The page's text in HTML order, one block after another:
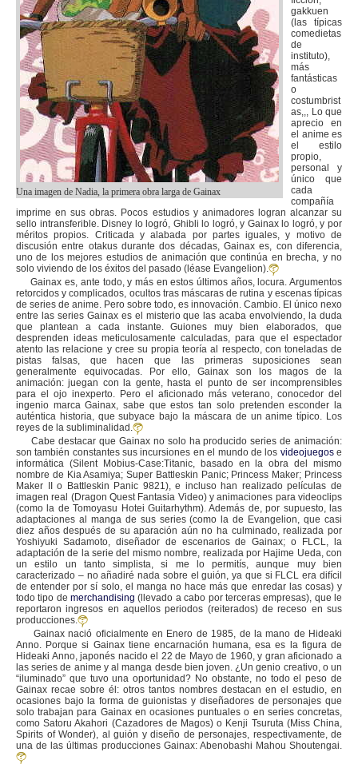
Una imagen de Nadia, la primera obra larga de Gainax
gakkuen
(las típicas
comedietas
de
instituto),
más
fantásticas
o
costumbrist
as,,, Lo que
aprecio en
el anime es
el estilo
propio,
personal y
único que
cada
compañía
imprime en sus obras. Pocos estudios y animadores logran alcanzar su
sello intransferible. Disney lo logró, Ghibli lo logró, y Gainax lo logró, y por
méritos propios. Criticada y alabada por partes iguales, y motivo de
discusión entre otakus durante dos décadas, Gainax es, con diferencia,
uno de los mejores estudios de animación que continúa en brecha, y no
solo viviendo de los éxitos del pasado (léase Evangelion).
Gainax es, ante todo, y más en estos últimos años, locura. Argumentos
retorcidos y complicados, ocultos tras máscaras de rutina y escenas típicas
de series de anime. Pero sobre todo, es innovación. Cambio. El único nexo
entre las series Gainax es el misterio que las acaba envolviendo, la duda
que plantean a cada instante. Guiones muy bien elaborados, que
desprenden ideas meticulosamente calculadas, para que el espectador
atento las relacione y cree su propia teoría al respecto, con toneladas de
pistas falsas, que hacen que las primeras suposiciones sean
generalmente equivocadas. Por ello, Gainax son los magos de la
animación: juegan con la gente, hasta el punto de ser incomprensibles
para el ojo inexperto. Pero el aficionado más veterano, conocedor del
ingenio marca Gainax, sabe que estos tan solo pretenden esconder la
auténtica historia, que subyace bajo la máscara de un anime típico. Los
reyes de la subliminalidad.
Cabe destacar que Gainax no solo ha producido series de animación:
son también constantes sus incursiones en el mundo de los videojuegose
informática (Silent Mobius-Case:Titanic, basado en la obra del mismo
nombre de Kia Asamiya; Super Battleskin Panic; Princess Maker; Princess
Maker II o Battleskin Panic 9821), e incluso han realizado películas de
imagen real (Dragon Quest Fantasia Video) y animaciones para videoclips
(como la de Tomoyasu Hotei Guitarhythm). Además de, por supuesto, las
adaptaciones al manga de sus series (como la de Evangelion, que casi
diez años después de su aparación aún no ha culminado, realizada por
Yoshiyuki Sadamoto, diseñador de escenarios de Gainax; o FLCL, la
adaptación de la serie del mismo nombre, realizada por Hajime Ueda, con
un estilo un tanto simplista, si me lo permitís, aunque muy bien
caracterizado – no añadiré nada sobre el guión, ya que si FLCL era difícil
de entender por sí solo, el manga no hace más que enredar las cosas) y
todo tipo demerchandising (llevado a cabo por terceras empresas), que le
reportaron ingresos en aquellos periodos (reiterados) de receso en sus
producciones.
Gainax nació oficialmente en Enero de 1985, de la mano de Hideaki
Anno. Porque si Gainax tiene encarnación humana, esa es la figura de
Hideaki Anno, japonés nacido el 22 de Mayo de 1960, y gran aficionado a
las series de anime y al manga desde bien joven. ¿Un genio creativo, o un
“iluminado” que tuvo una oportunidad? No obstante, no todo el peso de
Gainax recae sobre él: otros tantos nombres destacan en el estudio, en
ocasiones bajo la forma de guionistas y diseñadores de personajes que
solo trabajan para Gainax en ocasiones puntuales o en series concretas,
como Satoru Akahori (Cazadores de Magos) o Kenji Tsuruta (Miss China,
Spirits of Wonder), al guión y diseño de personajes, respectivamente, de
una de las últimas producciones Gainax: Abenobashi Mahou Shoutengai.